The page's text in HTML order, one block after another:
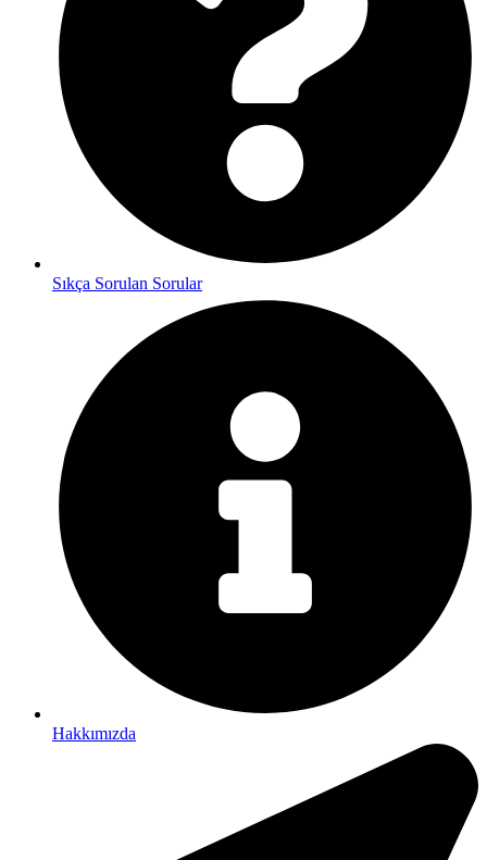
Sıkça Sorulan Sorular
Hakkımızda